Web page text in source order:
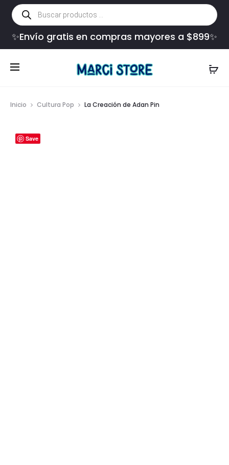
Búsqueda
de
productos
✨Envío gratis en compras mayores a $899✨
Inicio Cultura Pop La Creación de Adan Pin
Save